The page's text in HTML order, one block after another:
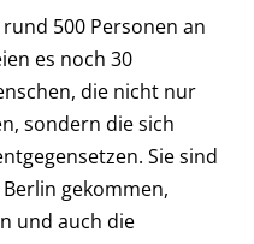
500 Personen an
es noch 30
die nicht nur
sondern die sich
Sie sind
gekommen,
und auch die